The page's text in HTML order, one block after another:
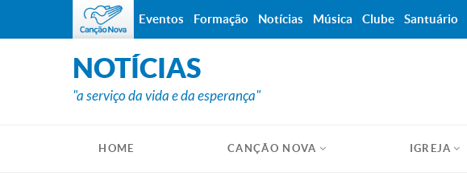
NOTÍCIAS
"a serviço da vida e da esperança"
HOME CANÇÃO NOVA IGREJA
Eventos Formação Notícias Música Clube Santuário